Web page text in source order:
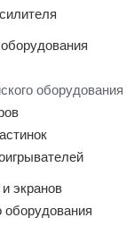
оборудования
экранов
оборудования